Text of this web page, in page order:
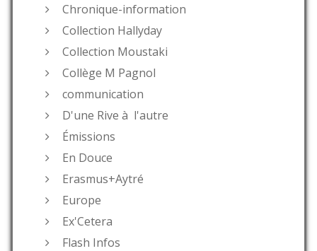
Chronique-information
Collection Hallyday
Collection Moustaki
Collège M Pagnol
communication
D'une Rive à l'autre
Émissions
En Douce
Erasmus+Aytré
Europe
Ex'Cetera
Flash Infos